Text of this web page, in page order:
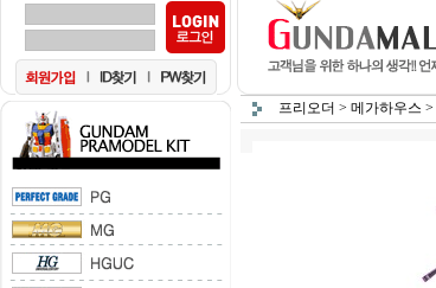
프리오더 > 메가하우스 >